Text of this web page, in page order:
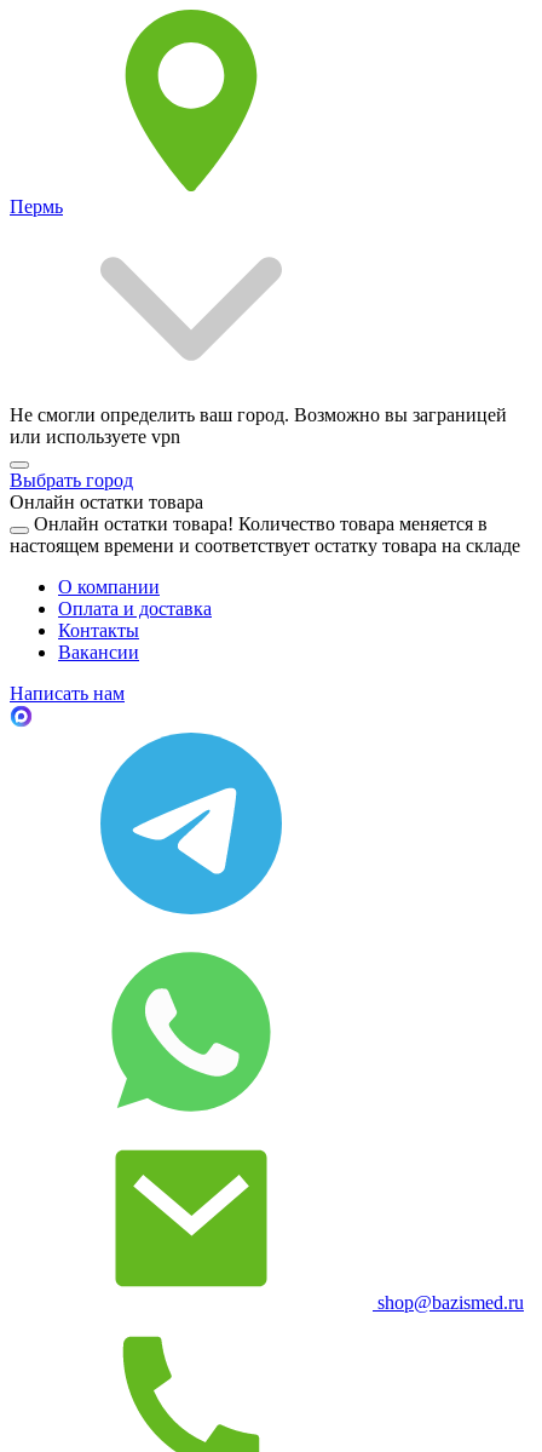
Пермь
Не смогли определить ваш город. Возможно вы заграницей
или используете vpn
Выбрать город
Онлайн остатки товара
Онлайн остатки товара! Количество товара меняется в
настоящем времени и соответствует остатку товара на складе
О компании
Оплата и доставка
Контакты
Вакансии
Написать нам
shop@bazismed.ru